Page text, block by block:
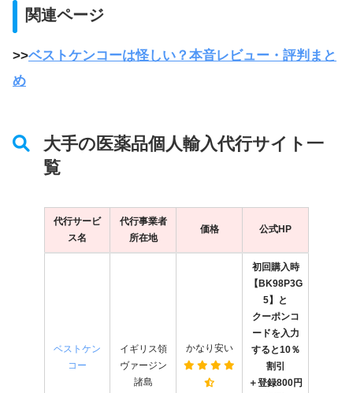
関連ページ
>>ベストケンコーは怪しい？本音レビュー・評判まと
め
大手の医薬品個人輸入代行サイト一
覧
代行サービ
ス名
代行事業者
所在地
価格 公式HP
ベストケン
コー
イギリス領
ヴァージン
諸島
かなり安い
初回購入時
【BK98P3G
5】と
クーポンコ
ードを入力
すると10％
割引
＋登録800円